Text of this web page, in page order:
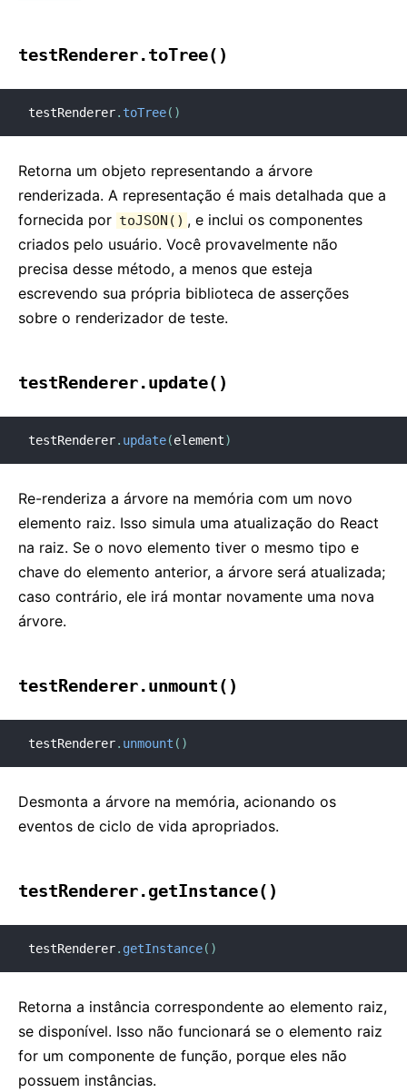
testRenderer.toTree()
testRenderer. toTree( )
Retorna um objeto representando a árvore
renderizada. A representação é mais detalhada que a
fornecida por toJSON() , e inclui os componentes
criados pelo usuário. Você provavelmente não
precisa desse método, a menos que esteja
escrevendo sua própria biblioteca de asserções
sobre o renderizador de teste.
testRenderer.update()
testRenderer. update(element)
Re-renderiza a árvore na memória com um novo
elemento raiz. Isso simula uma atualização do React
na raiz. Se o novo elemento tiver o mesmo tipo e
chave do elemento anterior, a árvore será atualizada;
caso contrário, ele irá montar novamente uma nova
árvore.
testRenderer.unmount()
testRenderer. unmount ( )
Desmonta a árvore na memória, acionando os
eventos de ciclo de vida apropriados.
testRenderer.getInstance()
testRenderer. getInstance( )
Retorna a instância correspondente ao elemento raiz,
se disponível. Isso não funcionará se o elemento raiz
for um componente de função, porque eles não
possuem instâncias.